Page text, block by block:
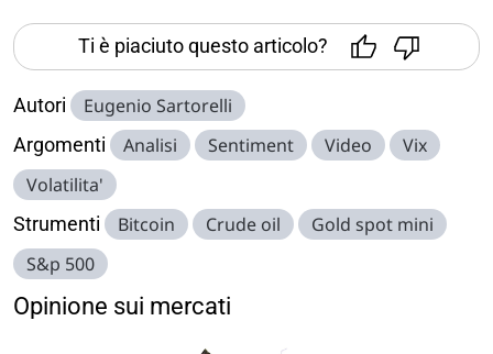
Ti è piaciuto questo articolo?
Autori Eugenio Sartorelli
Argomenti Analisi Sentiment Video
Vix
Volatilita'
Strumenti Bitcoin Crude oil
Gold spot mini
S&p 500
Opinione sui mercati